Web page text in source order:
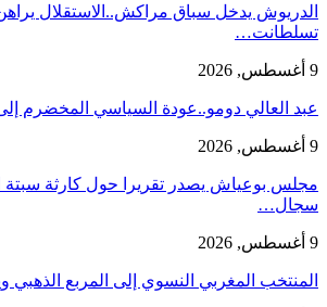
الدريوش يدخل سباق مراكش..الاستقلال يراهن
تسلطانت…
9 أغسطس, 2026
عبد العالي دومو..عودة السياسي المخضرم
9 أغسطس, 2026
مجلس بوعياش يصدر تقريرا حول كارثة سبتة
سجال…
9 أغسطس, 2026
المنتخب المغربي النسوي إلى المربع